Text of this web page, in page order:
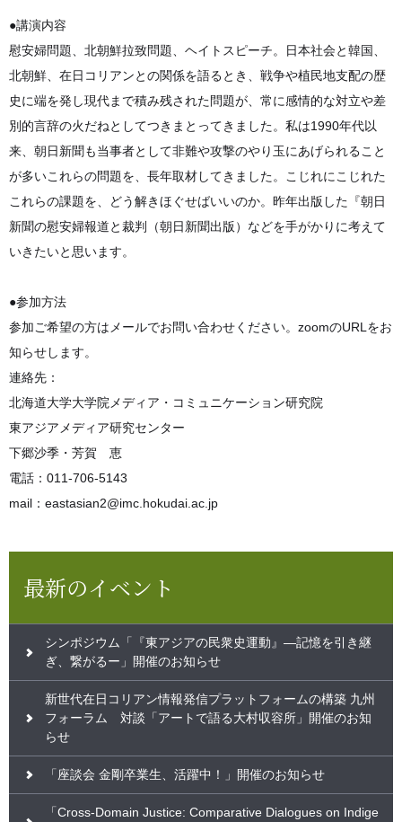
●講演内容
慰安婦問題、北朝鮮拉致問題、ヘイトスピーチ。日本社会と韓国、
北朝鮮、在日コリアンとの関係を語るとき、戦争や植民地支配の歴
史に端を発し現代まで積み残された問題が、常に感情的な対立や差
別的言辞の火だねとしてつきまとってきました。私は1990年代以
来、朝日新聞も当事者として非難や攻撃のやり玉にあげられること
が多いこれらの問題を、長年取材してきました。こじれにこじれた
これらの課題を、どう解きほぐせばいいのか。昨年出版した『朝日
新聞の慰安婦報道と裁判（朝日新聞出版）などを手がかりに考えて
いきたいと思います。
●参加方法
参加ご希望の方はメールでお問い合わせください。zoomのURLをお
知らせします。
連絡先：
北海道大学大学院メディア・コミュニケーション研究院
東アジアメディア研究センター
下郷沙季・芳賀 恵
電話：011-706-5143
mail：eastasian2@imc.hokudai.ac.jp
最新のイベント
シンポジウム「『東アジアの民衆史運動』―記憶を引き継
ぎ、繋がるー」開催のお知らせ
新世代在日コリアン情報発信プラットフォームの構築 九州
フォーラム 対談「アートで語る大村収容所」開催のお知
らせ
「座談会 金剛卒業生、活躍中！」開催のお知らせ
「Cross-Domain Justice: Comparative Dialogues on Indige